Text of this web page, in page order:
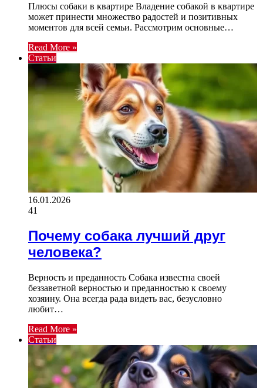
Плюсы собаки в квартире Владение собакой в квартире
может принести множество радостей и позитивных
моментов для всей семьи. Рассмотрим основные…
Read More »
Статьи
16.01.2026
41
Почему собака лучший друг
человека?
Верность и преданность Собака известна своей
беззаветной верностью и преданностью к своему
хозяину. Она всегда рада видеть вас, безусловно
любит…
Read More »
Статьи